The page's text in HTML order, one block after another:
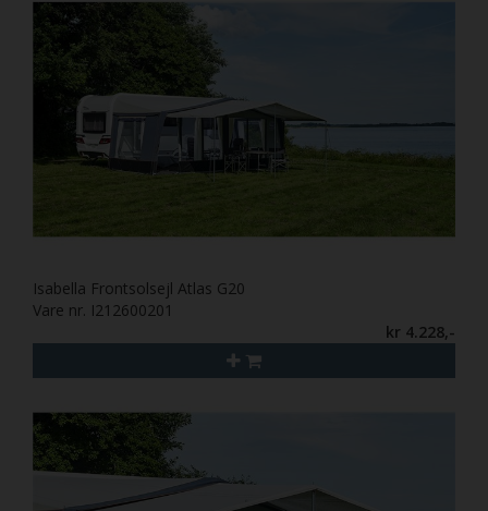
Isabella Frontsolsejl Atlas G20
Vare nr. I212600201
kr 4.228,-